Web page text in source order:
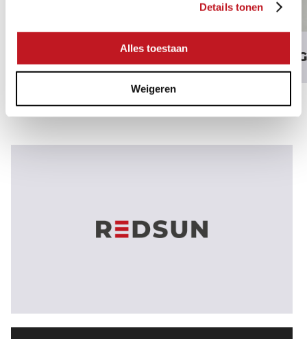
Details tonen
Alles toestaan
Weigeren
RECCO GREIGE RECCO